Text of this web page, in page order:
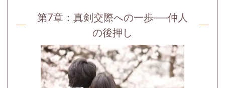
第7章： 真剣交際への一歩──仲人
の後押し